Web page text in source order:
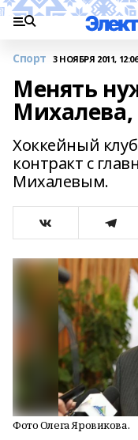
Спорт 3 НОЯБРЯ 2011, 12:06
Менять
Хоккейный
контракт с
Михалевым.
Фото Олега Яровикова.